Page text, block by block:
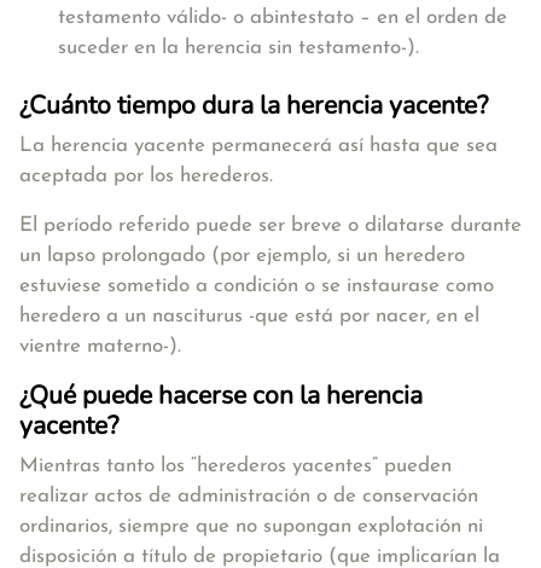
testamento válido- o abintestato – en el orden de
suceder en la herencia sin testamento-).
¿Cuánto tiempo dura la herencia yacente?
La herencia yacente permanecerá así hasta que sea
aceptada por los herederos.
El período referido puede ser breve o dilatarse durante
un lapso prolongado (por ejemplo, si un heredero
estuviese sometido a condición o se instaurase como
heredero a un nasciturus -que está por nacer, en el
vientre materno-).
¿Qué puede hacerse con la herencia
yacente?
Mientras tanto los “herederos yacentes” pueden
realizar actos de administración o de conservación
ordinarios, siempre que no supongan explotación ni
disposición a título de propietario (que implicarían la